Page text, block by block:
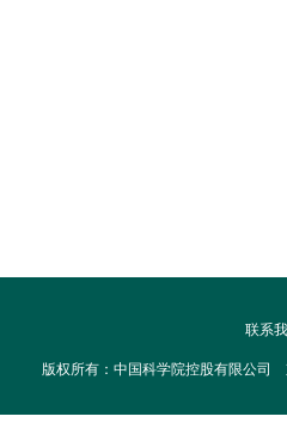
联系
版权所有：中国科学院控股有限公司